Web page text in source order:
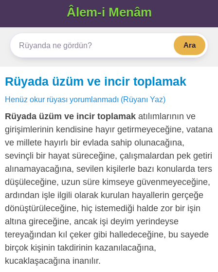
Âlem-i Menâm
Ara
Rüyada üzüm ve incir toplamak
Henüz okur rüyası yorumlanmadı (Rüyanı Yaz)
Rüyada üzüm ve incir toplamak atılımlarının ve
girişimlerinin kendisine hayır getirmeyeceğine, vatana
ve millete hayırlı bir evlada sahip olunacağına,
sevinçli bir hayat süreceğine, çalışmalardan pek getiri
alınamayacağına, sevilen kişilerle bazı konularda ters
düşüleceğine, uzun süre kimseye güvenmeyeceğine,
ardından işle ilgili olarak kurulan hayallerin gerçeğe
dönüştürüleceğine, hiç istemediği halde zor bir işin
altına gireceğine, ancak işi deyim yerindeyse
tereyağından kıl çeker gibi halledeceğine, bu sayede
birçok kişinin takdirinin kazanılacağına,
kucaklaşacağına inanılır.